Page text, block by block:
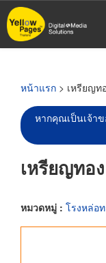
ข้าม
ไป
หน้าแรก > เหรียญท
หากคุณเป็นเจ้า
เหรียญทอ
หมวดหมู่ : โรงหล่อ